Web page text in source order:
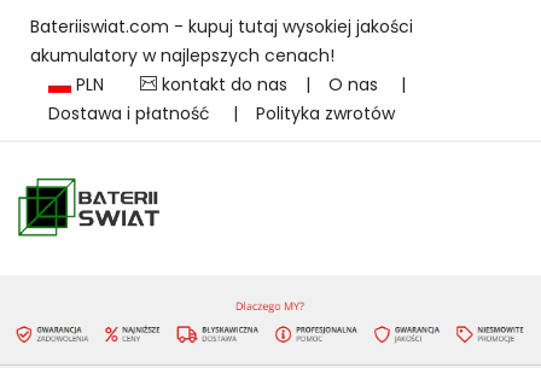
Bateriiswiat.com - kupuj tutaj wysokiej jakości
akumulatory w najlepszych cenach!
PLN
kontakt do nas | O nas
|
Dostawa i płatność
| Polityka zwrotów